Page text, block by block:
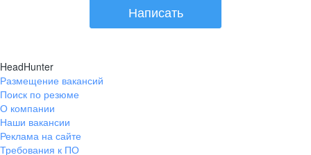
Написать
HeadHunter
Размещение вакансий
Поиск по резюме
О компании
Наши вакансии
Реклама на сайте
Требования к ПО